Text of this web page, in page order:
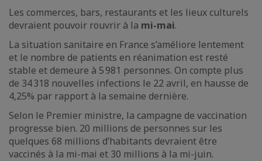
Les commerces, bars, restaurants et les lieux culturels
devraient pouvoir rouvrir à la mi-mai.
La situation sanitaire en France s’améliore lentement
et le nombre de patients en réanimation est resté
stable et demeure à 5 981 personnes. On compte plus
de 34 318 nouvelles infections le 22 avril, en hausse de
4,25% par rapport à la semaine dernière.
Selon le Premier ministre, la campagne de vaccination
progresse bien. 20 millions de personnes sur les
quelques 68 millions d’habitants devraient être
vaccinés à la mi-mai et 30 millions à la mi-juin.